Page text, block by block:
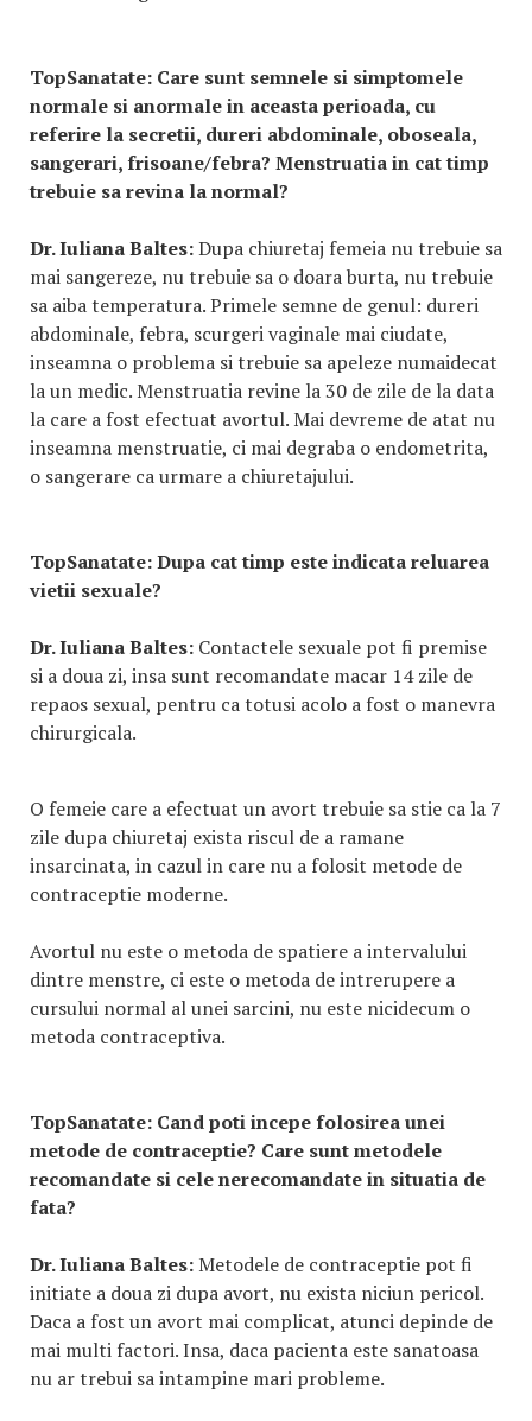
TopSanatate: Care sunt semnele si simptomele
normale si anormale in aceasta perioada, cu
referire la secretii, dureri abdominale, oboseala,
sangerari, frisoane/febra? Menstruatia in cat timp
trebuie sa revina la normal?
Dr. Iuliana Baltes:Dupa chiuretaj femeia nu trebuie sa
mai sangereze, nu trebuie sa o doara burta, nu trebuie
sa aiba temperatura. Primele semne de genul: dureri
abdominale, febra, scurgeri vaginale mai ciudate,
inseamna o problema si trebuie sa apeleze numaidecat
la un medic. Menstruatia revine la 30 de zile de la data
la care a fost efectuat avortul. Mai devreme de atat nu
inseamna menstruatie, ci mai degraba o endometrita,
o sangerare ca urmare a chiuretajului.
TopSanatate:Dupa cat timp este indicata reluarea
vietii sexuale?
Dr. Iuliana Baltes: Contactele sexuale pot fi premise
si a doua zi, insa sunt recomandate macar 14 zile de
repaos sexual, pentru ca totusi acolo a fost o manevra
chirurgicala.
O femeie care a efectuat un avort trebuie sa stie ca la 7
zile dupa chiuretaj exista riscul de a ramane
insarcinata, in cazul in care nu a folosit metode de
contraceptie moderne.
Avortul nu este o metoda de spatiere a intervalului
dintre menstre, ci este o metoda de intrerupere a
cursului normal al unei sarcini, nu este nicidecum o
metoda contraceptiva.
TopSanatate: Cand poti incepe folosirea unei
metode de contraceptie? Care sunt metodele
recomandate si cele nerecomandate in situatia de
fata?
Dr. Iuliana Baltes:Metodele de contraceptie pot fi
initiate a doua zi dupa avort, nu exista niciun pericol.
Daca a fost un avort mai complicat, atunci depinde de
mai multi factori. Insa, daca pacienta este sanatoasa
nu ar trebui sa intampine mari probleme.